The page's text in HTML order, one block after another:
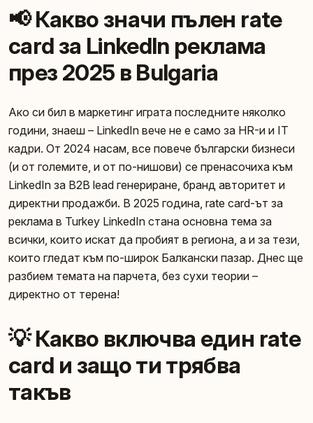
📢 Какво значи пълен rate
card за LinkedIn реклама
през 2025 в Bulgaria
Ако си бил в маркетинг играта последните няколко
години, знаеш – LinkedIn вече не е само за HR-и и IT
кадри. От 2024 насам, все повече български бизнеси
(и от големите, и от по-нишови) се пренасочиха към
LinkedIn за B2B lead генериране, бранд авторитет и
директни продажби. В 2025 година, rate card-ът за
реклама в Turkey LinkedIn стана основна тема за
всички, които искат да пробият в региона, а и за тези,
които гледат към по-широк Балкански пазар. Днес ще
разбием темата на парчета, без сухи теории –
директно от терена!
💡 Какво включва един rate
card и защо ти трябва
такъв